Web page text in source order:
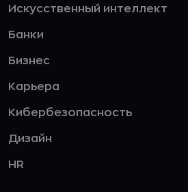
Искусственный интеллект
Банки
Бизнес
Карьера
Кибербезопасность
Дизайн
HR